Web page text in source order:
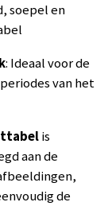
soepel en
: Ideaal voor de
van het
is
aan de
de